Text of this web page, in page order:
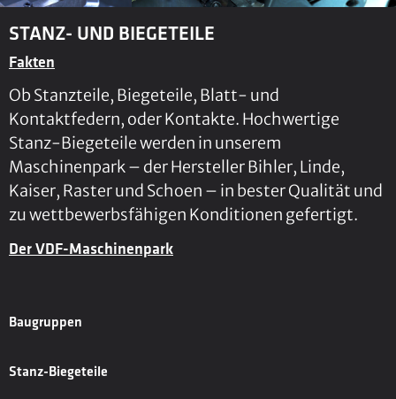
STANZ- UND BIEGETEILE
Fakten
Ob Stanzteile, Biegeteile, Blatt- und
Kontaktfedern, oder Kontakte. Hochwertige
Stanz-Biegeteile werden in unserem
Maschinenpark – der Hersteller Bihler, Linde,
Kaiser, Raster und Schoen – in bester Qualität und
zu wettbewerbsfähigen Konditionen gefertigt.
Der VDF-Maschinenpark
Baugruppen
Stanz-Biegeteile